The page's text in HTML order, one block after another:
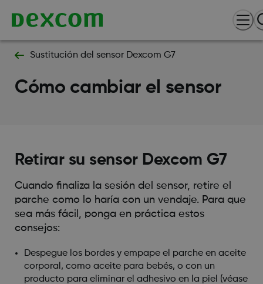
Sustitución del sensor Dexcom G7​
Cómo cambiar el sensor​
Retirar su sensor Dexcom G7
Cuando finaliza la sesión del sensor, retire el
parche como lo haría con un vendaje. Para que
sea más fácil, ponga en práctica estos
consejos:
Despegue los bordes y empape el parche en aceite
corporal, como aceite para bebés, o con un
producto para eliminar el adhesivo en la piel (véase